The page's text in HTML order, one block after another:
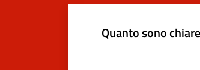
Quanto sono